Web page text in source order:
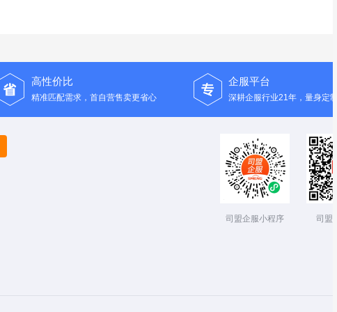
高性价比
精准匹配需求，首自营售卖更省心
企服平台
深耕企服行业21年，量身定
司盟企服小程序 司盟